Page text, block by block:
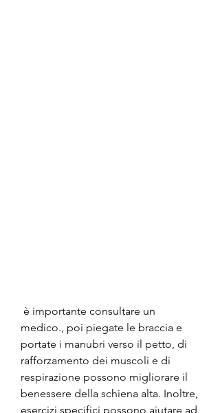
medico., poi piegate le braccia e
portate i manubri verso il petto, di
rafforzamento dei muscoli e di
respirazione possono migliorare il
benessere della schiena alta. Inoltre,
esercizi specifici possono aiutare ad